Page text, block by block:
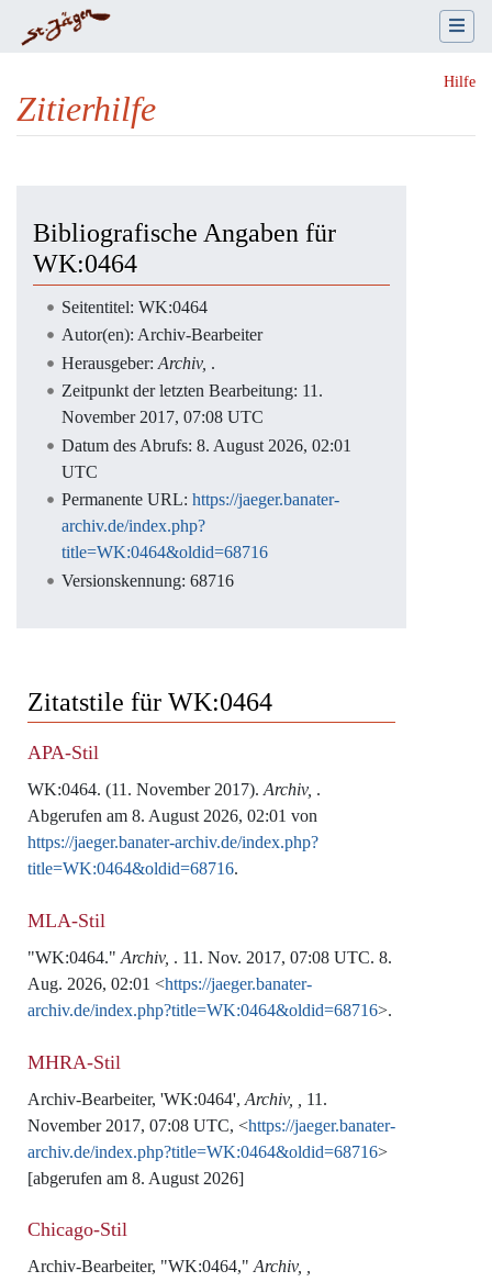
Hilfe
Zitierhilfe
Bibliografische Angaben für
WK:0464
Seitentitel: WK:0464
Autor(en): Archiv-Bearbeiter
Herausgeber: Archiv, .
Zeitpunkt der letzten Bearbeitung: 11.
November 2017, 07:08 UTC
Datum des Abrufs: 8. August 2026, 02:01
UTC
Permanente URL: https://jaeger.banater-
archiv.de/index.php?
title=WK:0464&oldid=68716
Versionskennung: 68716
Zitatstile für WK:0464
APA-Stil
WK:0464. (11. November 2017). Archiv, .
Abgerufen am 8. August 2026, 02:01 von
https://jaeger.banater-archiv.de/index.php?
title=WK:0464&oldid=68716.
MLA-Stil
"WK:0464." Archiv, . 11. Nov. 2017, 07:08 UTC. 8.
Aug. 2026, 02:01 <https://jaeger.banater-
archiv.de/index.php?title=WK:0464&oldid=68716>.
MHRA-Stil
Archiv-Bearbeiter, 'WK:0464', Archiv, ,
11.
November 2017, 07:08 UTC, <https://jaeger.banater-
archiv.de/index.php?title=WK:0464&oldid=68716>
[abgerufen am 8. August 2026]
Chicago-Stil
Archiv-Bearbeiter, "WK:0464," Archiv, ,